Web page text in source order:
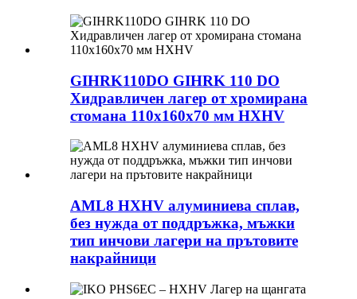
GIHRK110DO GIHRK 110 DO
Хидравличен лагер от хромирана
стомана 110x160x70 мм HXHV
AML8 HXHV алуминиева сплав,
без нужда от поддръжка, мъжки
тип инчови лагери на прътовите
накрайници